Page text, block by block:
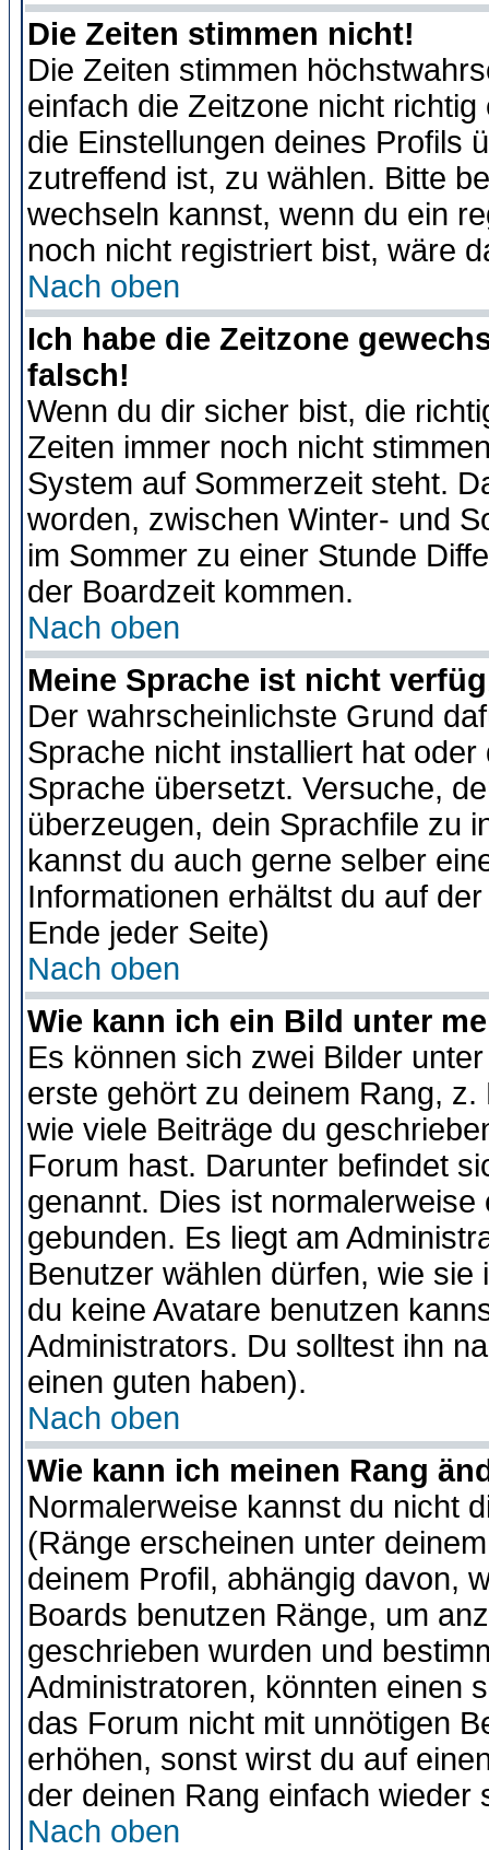
Die Zeiten stimmen nicht!
Die Zeiten stimmen
einfach die Zeitzone nicht
die Einstellungen deines Profils
zutreffend ist, zu wählen. Bitte
wechseln kannst, wenn du ein
noch nicht registriert bist, wäre
Nach oben
Ich habe die Zeitzone
falsch!
Wenn du dir sicher bist, die
Zeiten immer noch nicht
System auf Sommerzeit steht.
worden, zwischen Winter- und
im Sommer zu einer Stunde
der Boardzeit kommen.
Nach oben
Meine Sprache ist nicht
Der wahrscheinlichste Grund
Sprache nicht installiert hat
Sprache übersetzt. Versuche,
überzeugen, dein Sprachfile zu
kannst du auch gerne selber
Informationen erhältst du auf
Ende jeder Seite)
Nach oben
Wie kann ich ein Bild unter
Es können sich zwei Bilder
erste gehört zu deinem Rang,
wie viele Beiträge du
Forum hast. Darunter befindet
genannt. Dies ist
gebunden. Es liegt am
Benutzer wählen dürfen, wie
du keine Avatare benutzen
Administrators. Du solltest ihn
einen guten haben).
Nach oben
Wie kann ich meinen Rang
Normalerweise kannst du nicht
(Ränge erscheinen unter
deinem Profil, abhängig davon,
Boards benutzen Ränge, um
geschrieben wurden und
Administratoren, könnten einen
das Forum nicht mit unnötigen
erhöhen, sonst wirst du auf
der deinen Rang einfach wieder
Nach oben